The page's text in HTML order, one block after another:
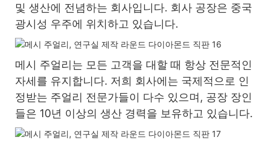
및 생산에 전념하는 회사입니다. 회사 공장은 중국
광시성 우주에 위치하고 있습니다.
메시 주얼리는 모든 고객을 대할 때 항상 전문적인
자세를 유지합니다. 저희 회사에는 국제적으로 인
정받는 주얼리 전문가들이 다수 있으며, 공장 장인
들은 10년 이상의 생산 경력을 보유하고 있습니다.